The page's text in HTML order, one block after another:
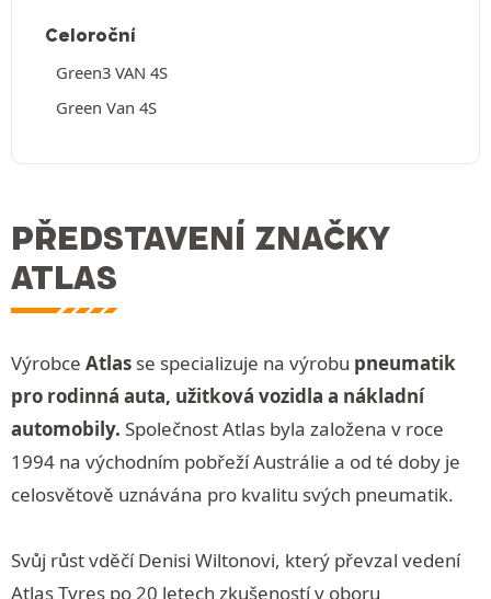
Celoroční
Green3 VAN 4S
Green Van 4S
PŘEDSTAVENÍ ZNAČKY
ATLAS
Výrobce Atlas se specializuje na výrobu pneumatik
pro rodinná auta, užitková vozidla a nákladní
automobily. Společnost Atlas byla založena v roce
1994 na východním pobřeží Austrálie a od té doby je
celosvětově uznávána pro kvalitu svých pneumatik.
Svůj růst vděčí Denisi Wiltonovi, který převzal vedení
Atlas Tyres po 20 letech zkušeností v oboru